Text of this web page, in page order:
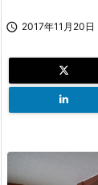
 2017年11月20日